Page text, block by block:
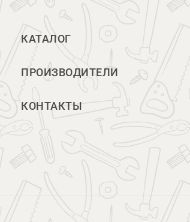
КАТАЛОГ
ПРОИЗВОДИТЕЛИ
КОНТАКТЫ